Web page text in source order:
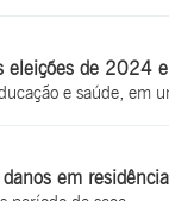
eleições de 2024
e saúde, em
em